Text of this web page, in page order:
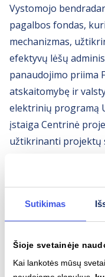
Sutikimas
Šioje svetainėje
Kai lankotės mūsų
Vystomojo
pagalbos fondas,
mechanizmas,
efektyvų lėšų
panaudojimo priima
atskaitomybę ir
elektrinių programą
įstaiga Centrinė
užtikrinanti projektų